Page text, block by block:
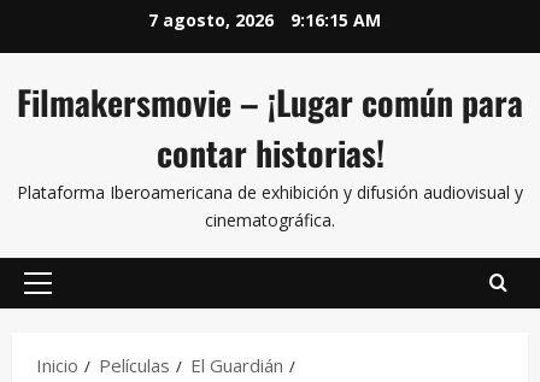
7 agosto, 2026 9:16:15 AM
Filmakersmovie – ¡Lugar común para
contar historias!
Plataforma Iberoamericana de exhibición y difusión audiovisual y
cinematográfica.
Inicio Películas
El Guardián